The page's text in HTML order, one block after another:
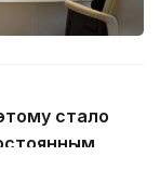
стало